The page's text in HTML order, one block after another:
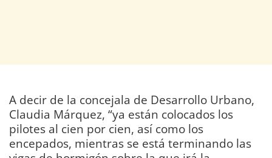
A decir de la concejala de Desarrollo Urbano,
Claudia Márquez, “ya están colocados los
pilotes al cien por cien, así como los
encepados, mientras se está terminando las